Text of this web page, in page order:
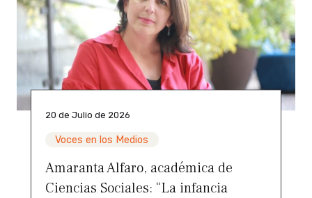
20 de Julio de 2026
Voces en los Medios
Amaranta Alfaro, académica de
Ciencias Sociales: “La infancia